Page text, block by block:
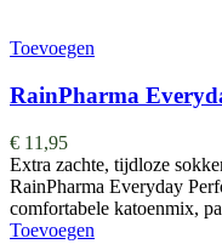
Toevoegen
RainPharma
€ 11,95
Extra zachte, tijdloze
RainPharma Everyday
comfortabele katoenmix,
Toevoegen